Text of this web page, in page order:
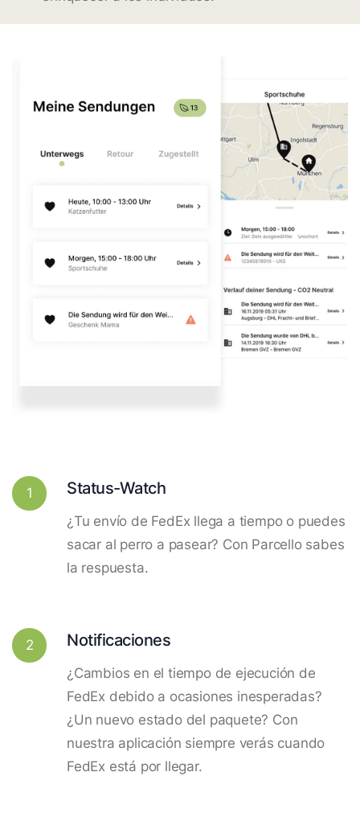
1 Status-Watch
¿Tu envío de FedEx llega a tiempo o puedes
sacar al perro a pasear? Con Parcello sabes
la respuesta.
2 Notificaciones
¿Cambios en el tiempo de ejecución de
FedEx debido a ocasiones inesperadas?
¿Un nuevo estado del paquete? Con
nuestra aplicación siempre verás cuando
FedEx está por llegar.